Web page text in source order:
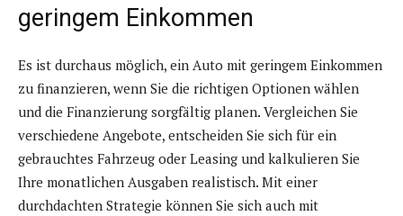
geringem Einkommen
Es ist durchaus möglich, ein Auto mit geringem Einkommen
zu finanzieren, wenn Sie die richtigen Optionen wählen
und die Finanzierung sorgfältig planen. Vergleichen Sie
verschiedene Angebote, entscheiden Sie sich für ein
gebrauchtes Fahrzeug oder Leasing und kalkulieren Sie
Ihre monatlichen Ausgaben realistisch. Mit einer
durchdachten Strategie können Sie sich auch mit